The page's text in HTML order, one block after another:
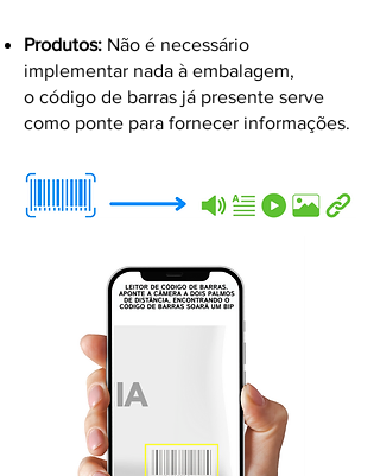
Produtos: Não é necessário
implementar nada à embalagem,
o código de barras já presente serve
como ponte para fornecer informações.​